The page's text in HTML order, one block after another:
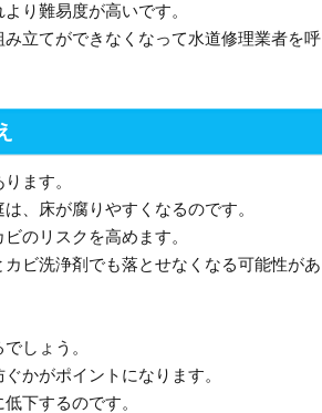
り難易度が高いです。
立てができなくなって水道修理業者を呼
ます。
、床が腐りやすくなるのです。
のリスクを高めます。
ビ洗浄剤でも落とせなくなる可能性があ
しょう。
かがポイントになります。
下するのです。